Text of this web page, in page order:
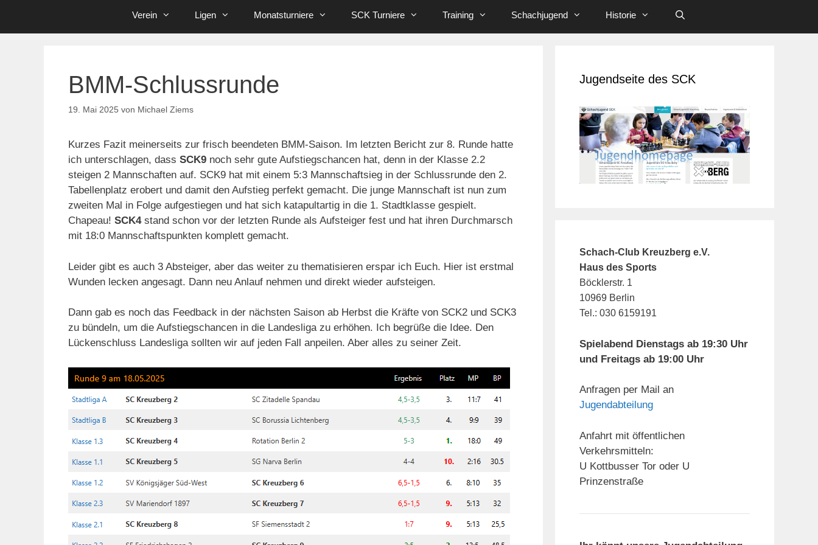
Verein Ligen Monatsturniere SCK Turniere Training Schachjugend Historie
BMM-Schlussrunde
19. Mai 2025 von Michael Ziems
Kurzes Fazit meinerseits zur frisch beendeten BMM-Saison. Im letzten Bericht zur 8. Runde hatte
ich unterschlagen, dass SCK9 noch sehr gute Aufstiegschancen hat, denn in der Klasse 2.2
steigen 2 Mannschaften auf. SCK9 hat mit einem 5:3 Mannschaftsieg in der Schlussrunde den 2.
Tabellenplatz erobert und damit den Aufstieg perfekt gemacht. Die junge Mannschaft ist nun zum
zweiten Mal in Folge aufgestiegen und hat sich katapultartig in die 1. Stadtklasse gespielt.
Chapeau! SCK4stand schon vor der letzten Runde als Aufsteiger fest und hat ihren Durchmarsch
mit 18:0 Mannschaftspunkten komplett gemacht.
Leider gibt es auch 3 Absteiger, aber das weiter zu thematisieren erspar ich Euch. Hier ist erstmal
Wunden lecken angesagt. Dann neu Anlauf nehmen und direkt wieder aufsteigen.
Dann gab es noch das Feedback in der nächsten Saison ab Herbst die Kräfte von SCK2 und SCK3
zu bündeln, um die Aufstiegschancen in die Landesliga zu erhöhen. Ich begrüße die Idee. Den
Lückenschluss Landesliga sollten wir auf jeden Fall anpeilen. Aber alles zu seiner Zeit.
Jugendseite des SCK
Schach-Club Kreuzberg e.V.
Haus des Sports
Böcklerstr. 1
10969 Berlin
Tel.: 030 6159191
Spielabend Dienstags ab 19:30 Uhr
und Freitags ab 19:00 Uhr
Anfragen per Mail an
Jugendabteilung
Anfahrt mit öffentlichen
Verkehrsmitteln:
U Kottbusser Tor oder U
Prinzenstraße